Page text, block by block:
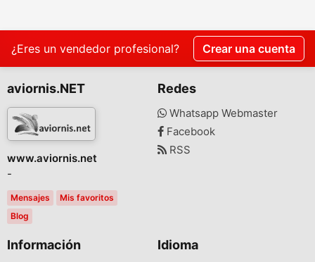
¿Eres un vendedor profesional? Crear una cuenta
aviornis.NET
www.aviornis.net
-
Mensajes
Mis favoritos
Blog
Redes
Whatsapp Webmaster
Facebook
RSS
Información Idioma